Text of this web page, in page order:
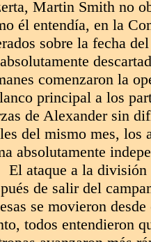
Martin Smith no
él entendía, en la
sobre la fecha
comenzaron la
principal a los
de Alexander sin
del mismo mes, los
absolutamente
El ataque a la división
de salir del
se movieron
todos entendieron